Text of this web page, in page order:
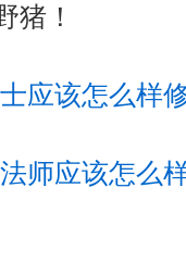
！
应该怎么样
师应该怎么